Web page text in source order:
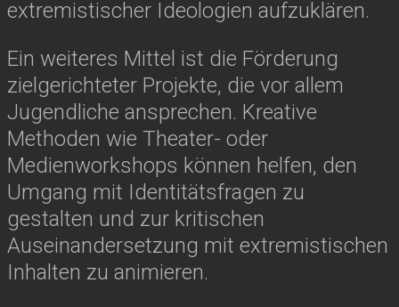
extremistischer Ideologien aufzuklären.
Ein weiteres Mittel ist die Förderung
zielgerichteter Projekte, die vor allem
Jugendliche ansprechen. Kreative
Methoden wie Theater- oder
Medienworkshops können helfen, den
Umgang mit Identitätsfragen zu
gestalten und zur kritischen
Auseinandersetzung mit extremistischen
Inhalten zu animieren.